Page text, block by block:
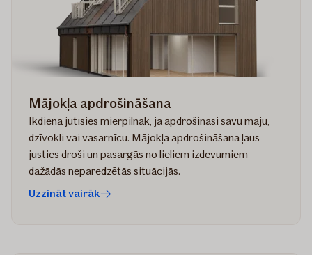
Mājokļa apdrošināšana
Ikdienā jutīsies mierpilnāk, ja apdrošināsi savu māju,
dzīvokli vai vasarnīcu. Mājokļa apdrošināšana ļaus
justies droši un pasargās no lieliem izdevumiem
dažādās neparedzētās situācijās.
Uzzināt vairāk